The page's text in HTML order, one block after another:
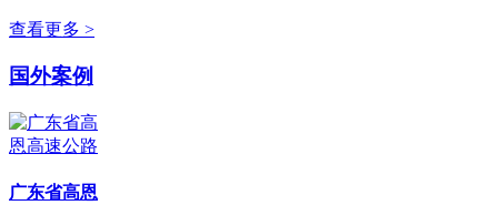
查看更多 >
国外案例
广东省高恩